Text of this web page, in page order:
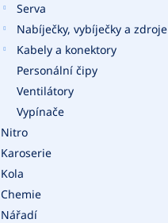
Serva
Nabíječky, vybíječky a zdroje
Kabely a konektory
Personální čipy
Ventilátory
Vypínače
Nitro
Karoserie
Kola
Chemie
Nářadí